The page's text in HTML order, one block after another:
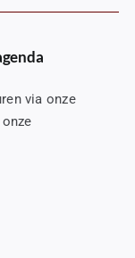
via onze